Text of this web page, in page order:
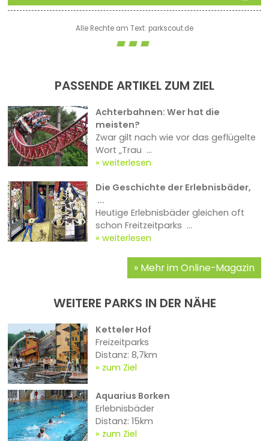
Alle Rechte am Text: parkscout.de
PASSENDE ARTIKEL ZUM ZIEL
Achterbahnen: Wer hat die
meisten?
Zwar gilt nach wie vor das geflügelte
Wort „Trau ...
weiterlesen
Die Geschichte der Erlebnisbäder,
...
Heutige Erlebnisbäder gleichen oft
schon Freitzeitparks ...
weiterlesen
Mehr im Online-Magazin
WEITERE PARKS IN DER NÄHE
Ketteler Hof
Freizeitparks
Distanz: 8,7km
zum Ziel
Aquarius Borken
Erlebnisbäder
Distanz: 15km
zum Ziel